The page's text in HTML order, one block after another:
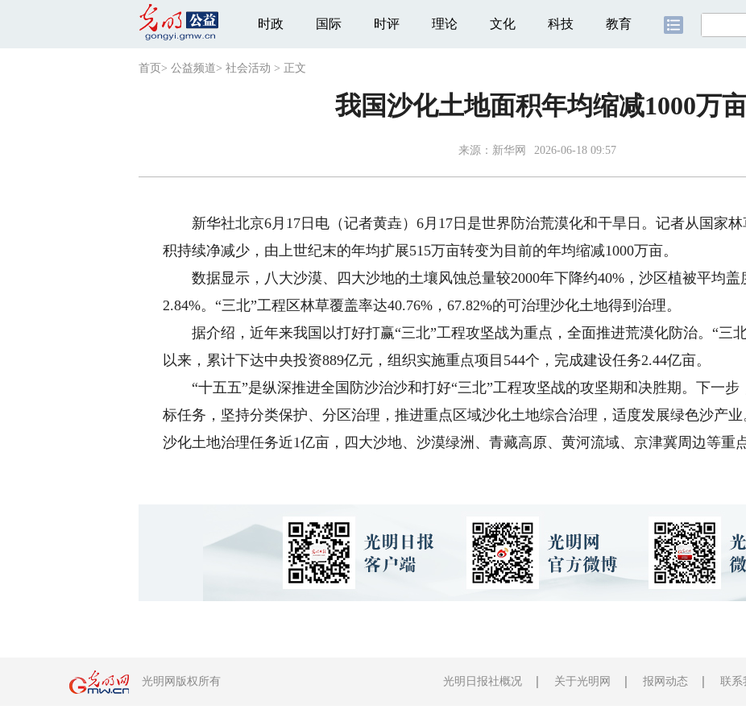
时政 国际 时评 理论 文化 科技 教育
首页 > 公益频道> 社会活动 > 正文
我国沙化土地面积年均缩减1000万
来源： 新华网 2026-06-18 09:57
新华社北京6月17日电（记者黄垚）6月17日是世界防治荒漠化和干旱日。记者从国家林
积持续净减少，由上世纪末的年均扩展515万亩转变为目前的年均缩减1000万亩。
数据显示，八大沙漠、四大沙地的土壤风蚀总量较2000年下降约40%，沙区植被平均盖
2.84%。“三北”工程区林草覆盖率达40.76%，67.82%的可治理沙化土地得到治理。
据介绍，近年来我国以打好打赢“三北”工程攻坚战为重点，全面推进荒漠化防治。“三
以来，累计下达中央投资889亿元，组织实施重点项目544个，完成建设任务2.44亿亩。
“十五五”是纵深推进全国防沙治沙和打好“三北”工程攻坚战的攻坚期和决胜期。下一步
标任务，坚持分类保护、分区治理，推进重点区域沙化土地综合治理，适度发展绿色沙产
沙化土地治理任务近1亿亩，四大沙地、沙漠绿洲、青藏高原、黄河流域、京津冀周边等重
光明网版权所有 光明日报社概况 关于光明网 报网动态 联系